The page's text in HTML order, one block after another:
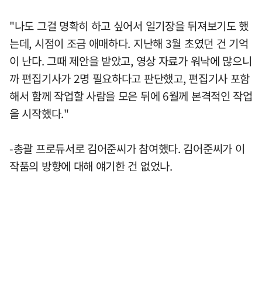
"나도 그걸 명확히 하고 싶어서 일기장을 뒤져보기도 했
는데, 시점이 조금 애매하다. 지난해 3월 초였던 건 기억
이 난다. 그때 제안을 받았고, 영상 자료가 워낙에 많으니
까 편집기사가 2명 필요하다고 판단했고, 편집기사 포함
해서 함께 작업할 사람을 모은 뒤에 6월께 본격적인 작업
을 시작했다."
-총괄 프로듀서로 김어준씨가 참여했다. 김어준씨가 이
작품의 방향에 대해 얘기한 건 없었나.